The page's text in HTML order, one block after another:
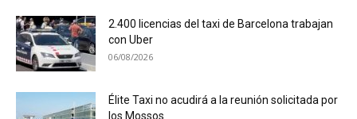
2.400 licencias del taxi de Barcelona trabajan
con Uber
06/08/2026
Élite Taxi no acudirá a la reunión solicitada por
los Mossos